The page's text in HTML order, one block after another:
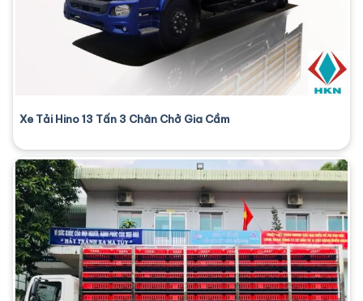
Xe Tải Hino 13 Tấn 3 Chân Chở Gia Cầm